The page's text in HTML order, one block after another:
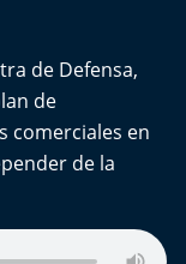
de Defensa,
de
comerciales en
de la